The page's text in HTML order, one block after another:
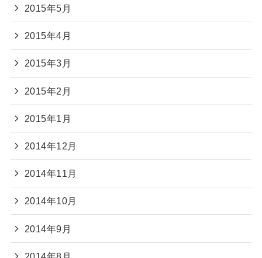
2015年5月
2015年4月
2015年3月
2015年2月
2015年1月
2014年12月
2014年11月
2014年10月
2014年9月